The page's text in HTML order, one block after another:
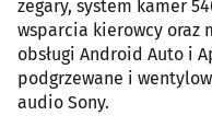
zegary, system kamer
wsparcia kierowcy oraz
obsługi Android Auto i
podgrzewane i
audio Sony.